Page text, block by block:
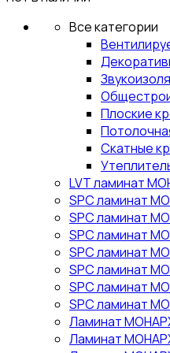
Все категории
Плоские
Скатные
LVT ламинат
SPC ламинат
SPC ламинат
SPC ламинат
SPC ламинат
SPC ламинат
SPC ламинат
SPC ламинат
Ламинат
Ламинат